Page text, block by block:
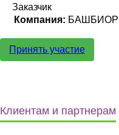
Заказчик
Компания:
Принять участие
Клиентам и партнерам